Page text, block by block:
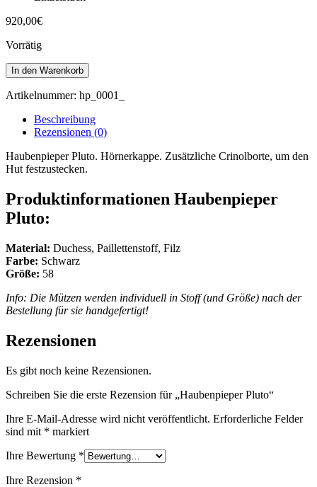
920,00€
Vorrätig
Haubenpieper
Pluto
Menge
In den Warenkorb
Artikelnummer: hp_0001_
Beschreibung
Rezensionen (0)
Haubenpieper Pluto. Hörnerkappe. Zusätzliche Crinolborte, um den
Hut festzustecken.
Produktinformationen Haubenpieper
Pluto:
Material: Duchess, Paillettenstoff, Filz
Farbe: Schwarz
Größe: 58
Info: Die Mützen werden individuell in Stoff (und Größe) nach der
Bestellung für sie handgefertigt!
Rezensionen
Es gibt noch keine Rezensionen.
Schreiben Sie die erste Rezension für „Haubenpieper Pluto“
Ihre E-Mail-Adresse wird nicht veröffentlicht. Erforderliche Felder
sind mit * markiert
Ihre Bewertung *
Ihre Rezension *